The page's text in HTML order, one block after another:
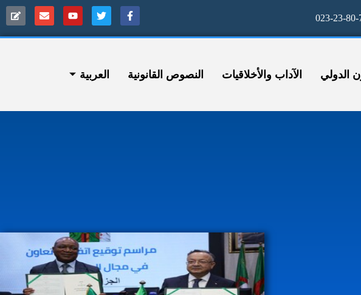
الدولي الآداب واﻷخلاقيات النصوص القانونية العربية